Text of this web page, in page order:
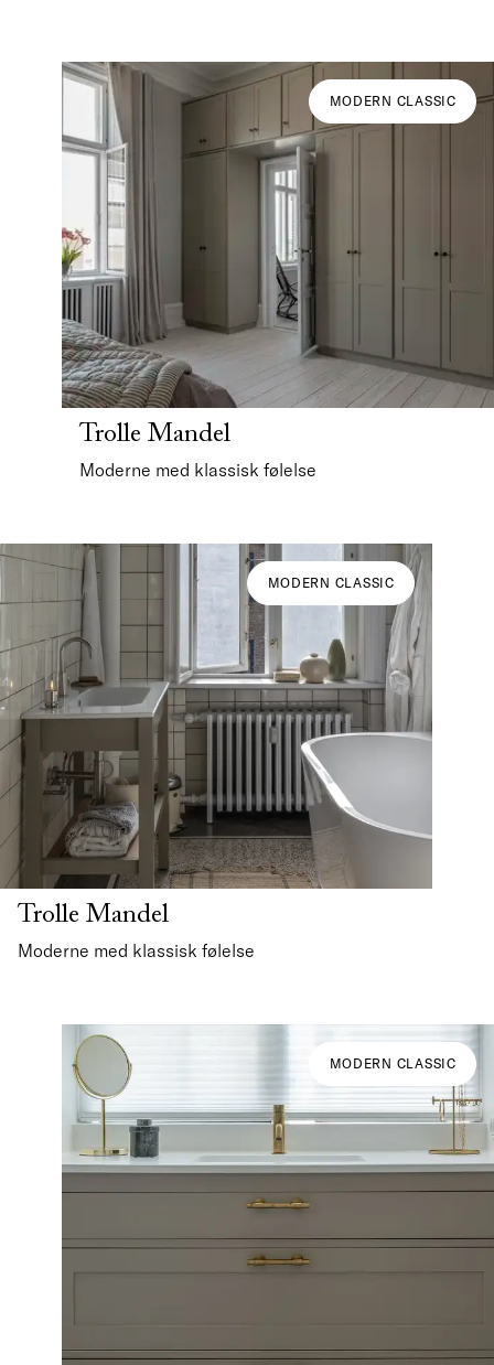
MODERN CLASSIC
Trolle Mandel
Moderne med klassisk følelse
MODERN CLASSIC
Trolle Mandel
Moderne med klassisk følelse
MODERN CLASSIC